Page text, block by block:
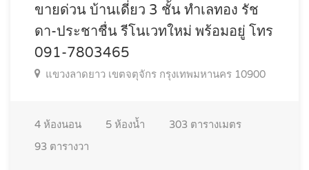
ขายด่วน บ้านเดี่ยว 3 ชั้น ทำเลทอง รัช
ดา-ประชาชื่น รีโนเวทใหม่ พร้อมอยู่ โทร
091-7803465
แขวงลาดยาว เขตจตุจักร กรุงเทพมหานคร 10900
4 ห้องนอน 5 ห้องน้ำ 303 ตารางเมตร
93 ตารางวา